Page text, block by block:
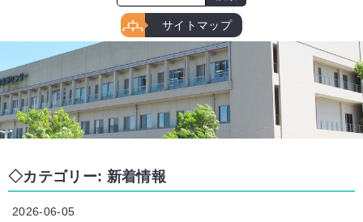
サイトマップ
カテゴリー: 新着情報
2026-06-05